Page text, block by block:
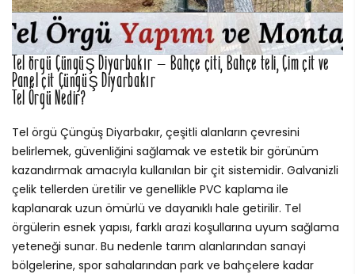
Tel örgü Çüngüş Diyarbakır – Bahçe çiti, Bahçe teli, Çim çit ve
Panel çit Çüngüş Diyarbakır
Tel Örgü Nedir?
Tel örgü Çüngüş Diyarbakır, çeşitli alanların çevresini
belirlemek, güvenliğini sağlamak ve estetik bir görünüm
kazandırmak amacıyla kullanılan bir çit sistemidir. Galvanizli
çelik tellerden üretilir ve genellikle PVC kaplama ile
kaplanarak uzun ömürlü ve dayanıklı hale getirilir. Tel
örgülerin esnek yapısı, farklı arazi koşullarına uyum sağlama
yeteneği sunar. Bu nedenle tarım alanlarından sanayi
bölgelerine, spor sahalarından park ve bahçelere kadar